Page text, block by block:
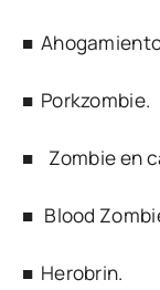
■
■ Porkzombie.
■ Zombie en
■ Blood
■ Herobrin.